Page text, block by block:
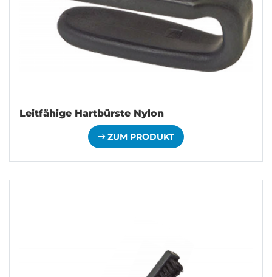
Leitfähige Hartbürste Nylon
ZUM PRODUKT